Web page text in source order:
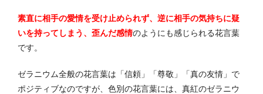
素直に相手の愛情を受け止められず、逆に相手の気持ちに疑
いを持ってしまう、歪んだ感情のようにも感じられる花言葉
です。
ゼラニウム全般の花言葉は「信頼」「尊敬」「真の友情」で
ポジティブなのですが、色別の花言葉には、真紅のゼラニウ